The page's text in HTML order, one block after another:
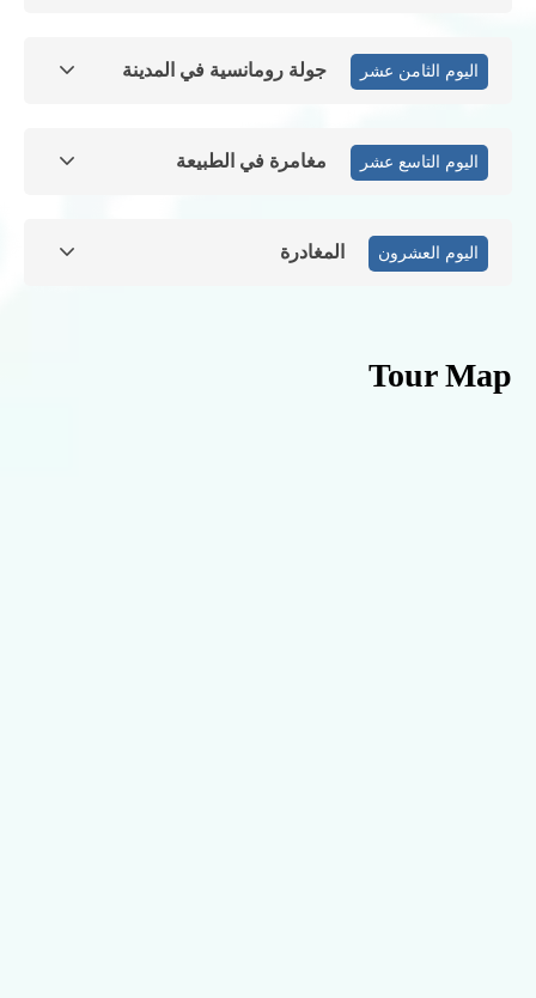
اليوم الثامن عشر جولة رومانسية في المدينة
اليوم التاسع عشر مغامرة في الطبيعة
اليوم العشرون المغادرة
Tour Map